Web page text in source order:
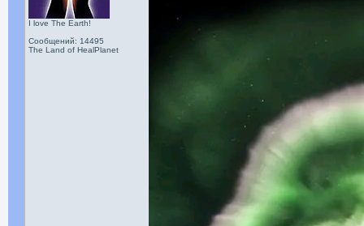
I love The Earth!
Сообщений: 14495
The Land of HealPlanet